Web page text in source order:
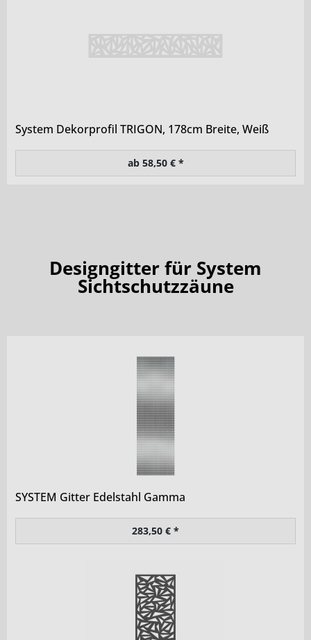
System Dekorprofil TRIGON, 178cm Breite, Weiß
ab 58,50 € *
Designgitter für System
Sichtschutzzäune
SYSTEM Gitter Edelstahl Gamma
283,50 € *